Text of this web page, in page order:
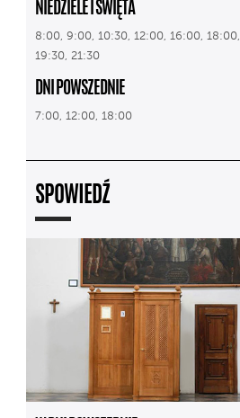
NIEDZIELE I ŚWIĘTA
8:00, 9:00, 10:30, 12:00, 16:00, 18:00,
19:30, 21:30
DNI POWSZEDNIE
7:00, 12:00, 18:00
SPOWIEDŹ